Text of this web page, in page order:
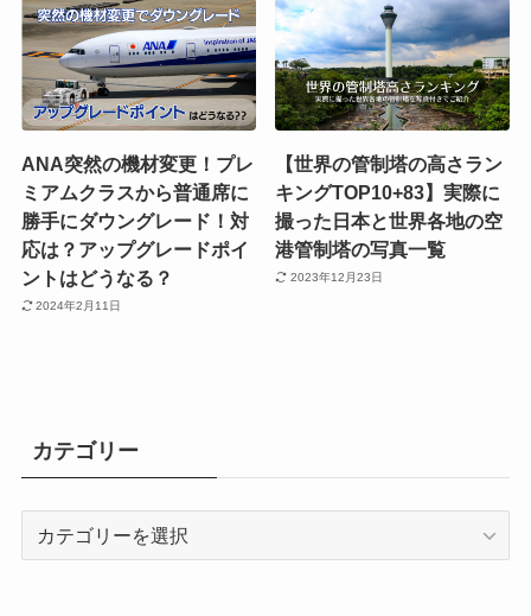
ANA突然の機材変更！プレ
ミアムクラスから普通席に
勝手にダウングレード！対
応は？アップグレードポイ
ントはどうなる？
2024年2月11日
【世界の管制塔の高さラン
キングTOP10+83】実際に
撮った日本と世界各地の空
港管制塔の写真一覧
2023年12月23日
カテゴリー